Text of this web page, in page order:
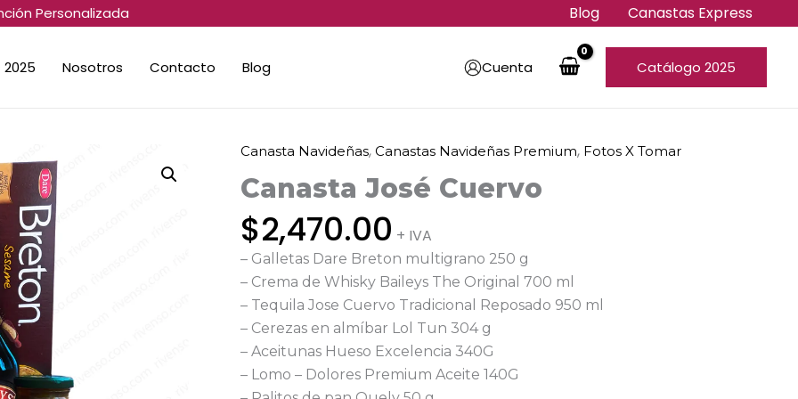
Personalizada Blog Canastas Express
Nosotros Contacto Blog Cuenta Catálogo 2025
Canasta Navideñas,Canastas Navideñas Premium, Fotos X Tomar
Canasta José Cuervo
$2,470.00 + IVA
– Galletas Dare Breton multigrano 250 g
– Crema de Whisky Baileys The Original 700 ml
– Tequila Jose Cuervo Tradicional Reposado 950 ml
– Cerezas en almíbar Lol Tun 304 g
– Aceitunas Hueso Excelencia 340G
– Lomo – Dolores Premium Aceite 140G
Canasta
José
Cuervo
cantidad